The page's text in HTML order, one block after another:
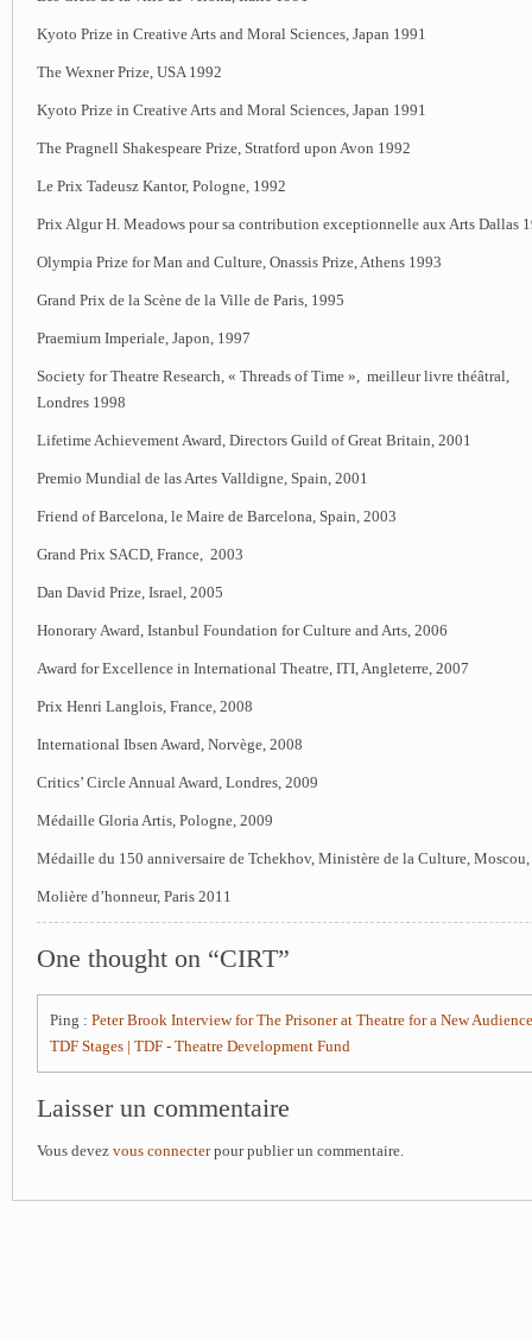
Kyoto Prize in Creative Arts and Moral Sciences, Japan 1991
The Wexner Prize, USA 1992
Kyoto Prize in Creative Arts and Moral Sciences, Japan 1991
The Pragnell Shakespeare Prize, Stratford upon Avon 1992
Le Prix Tadeusz Kantor, Pologne, 1992
Prix Algur H. Meadows pour sa contribution exceptionnelle aux Arts Dallas
Olympia Prize for Man and Culture, Onassis Prize, Athens 1993
Grand Prix de la Scène de la Ville de Paris, 1995
Praemium Imperiale, Japon, 1997
Society for Theatre Research, « Threads of Time », meilleur livre théâtral,
Londres 1998
Lifetime Achievement Award, Directors Guild of Great Britain, 2001
Premio Mundial de las Artes Valldigne, Spain, 2001
Friend of Barcelona, le Maire de Barcelona, Spain, 2003
Grand Prix SACD, France, 2003
Dan David Prize, Israel, 2005
Honorary Award, Istanbul Foundation for Culture and Arts, 2006
Award for Excellence in International Theatre, ITI, Angleterre, 2007
Prix Henri Langlois, France, 2008
International Ibsen Award, Norvège, 2008
Critics’ Circle Annual Award, Londres, 2009
Médaille Gloria Artis, Pologne, 2009
Médaille du 150 anniversaire de Tchekhov, Ministère de la Culture,
Molière d’honneur, Paris 2011
One thought on “CIRT”
Ping : Peter Brook Interview for The Prisoner at Theatre for a New
TDF Stages | TDF - Theatre Development Fund
Laisser un commentaire
Vous devez vous connecterpour publier un commentaire.